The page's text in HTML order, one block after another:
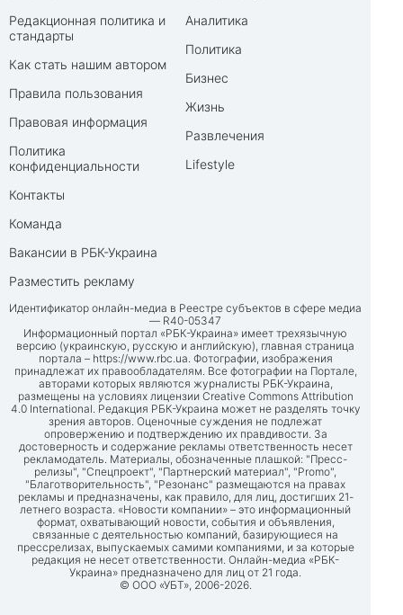
Редакционная политика и
стандарты
Как стать нашим автором
Правила пользования
Правовая информация
Политика
конфиденциальности
Контакты
Команда
Вакансии в РБК-Украина
Разместить рекламу
Аналитика
Политика
Бизнес
Жизнь
Развлечения
Lifestyle
Идентификатор онлайн-медиа в Реестре субъектов в сфере медиа
— R40-05347
Информационный портал «РБК-Украина» имеет трехязычную
версию (украинскую, русскую и английскую), главная страница
портала – https://www.rbc.ua. Фотографии, изображения
принадлежат их правообладателям. Все фотографии на Портале,
авторами которых являются журналисты РБК-Украина,
размещены на условиях лицензии Creative Commons Attribution
4.0 International. Редакция РБК-Украина может не разделять точку
зрения авторов. Оценочные суждения не подлежат
опровержению и подтверждению их правдивости. За
достоверность и содержание рекламы ответственность несет
рекламодатель. Материалы, обозначенные плашкой: "Пресс-
релизы", "Спецпроект", "Партнерский материал", "Promo",
"Благотворительность", "Резонанс" размещаются на правах
рекламы и предназначены, как правило, для лиц, достигших 21-
летнего возраста. «Новости компании» – это информационный
формат, охватывающий новости, события и объявления,
связанные с деятельностью компаний, базирующиеся на
прессрелизах, выпускаемых самими компаниями, и за которые
редакция не несет ответственности. Онлайн-медиа «РБК-
Украина» предназначено для лиц от 21 года.
© ООО «УБТ», 2006-2026.